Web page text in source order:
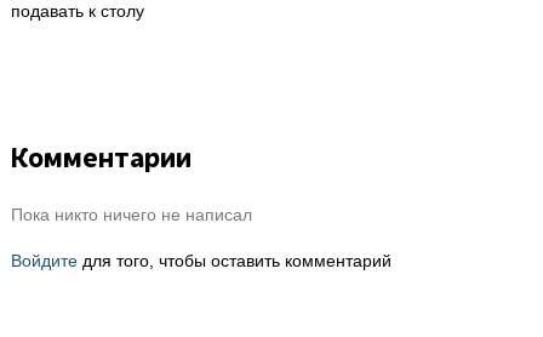
подавать к столу
Комментарии
Пока никто ничего не написал
Войдитедля того, чтобы оставить комментарий